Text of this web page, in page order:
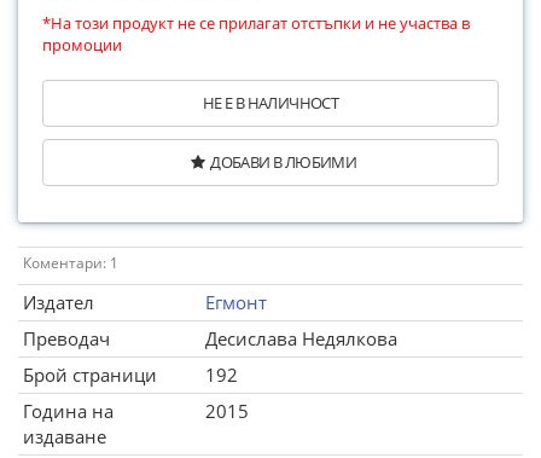
*На този продукт не се прилагат отстъпки и не участва в
промоции
НЕ Е В НАЛИЧНОСТ
ДОБАВИ В ЛЮБИМИ
Коментари: 1
Издател
Егмонт
Преводач
Десислава Недялкова
Брой страници
192
Година на
издаване
2015